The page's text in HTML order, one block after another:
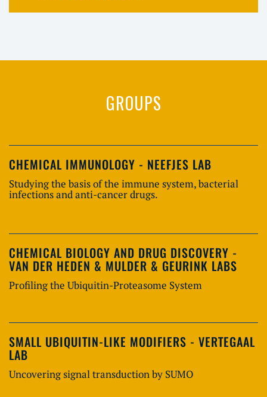
GROUPS
CHEMICAL IMMUNOLOGY - NEEFJES LAB
Studying the basis of the immune system, bacterial
infections and anti-cancer drugs.
CHEMICAL BIOLOGY AND DRUG DISCOVERY -
VAN DER HEDEN & MULDER & GEURINK LABS
Profiling the Ubiquitin-Proteasome System
SMALL UBIQUITIN-LIKE MODIFIERS - VERTEGAAL
LAB
Uncovering signal transduction by SUMO